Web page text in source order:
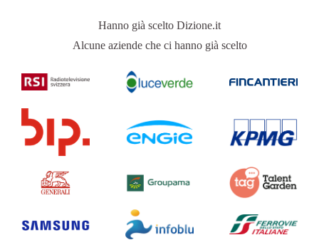
Hanno già scelto Dizione.it
Alcune aziende che ci hanno già scelto